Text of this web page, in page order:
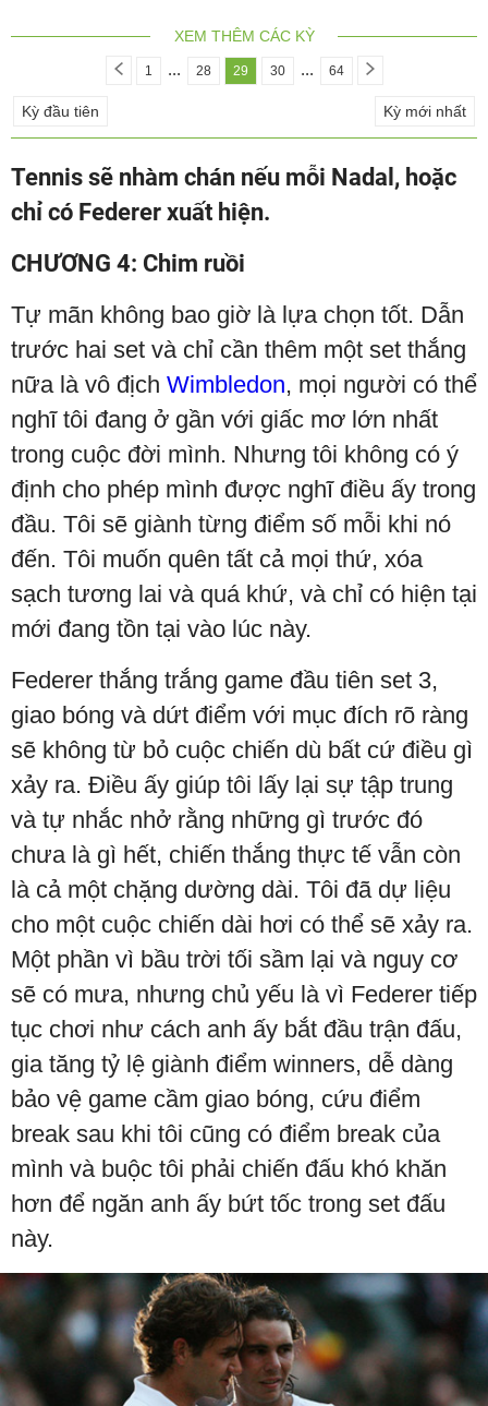
XEM THÊM CÁC KỲ
1 ... 28 29 30 ... 64
Kỳ đầu tiên Kỳ mới nhất
Tennis sẽ nhàm chán nếu mỗi Nadal, hoặc
chỉ có Federer xuất hiện.
CHƯƠNG 4: Chim ruồi
Tự mãn không bao giờ là lựa chọn tốt. Dẫn
trước hai set và chỉ cần thêm một set thắng
nữa là vô địch Wimbledon, mọi người có thể
nghĩ tôi đang ở gần với giấc mơ lớn nhất
trong cuộc đời mình. Nhưng tôi không có ý
định cho phép mình được nghĩ điều ấy trong
đầu. Tôi sẽ giành từng điểm số mỗi khi nó
đến. Tôi muốn quên tất cả mọi thứ, xóa
sạch tương lai và quá khứ, và chỉ có hiện tại
mới đang tồn tại vào lúc này.
Federer thắng trắng game đầu tiên set 3,
giao bóng và dứt điểm với mục đích rõ ràng
sẽ không từ bỏ cuộc chiến dù bất cứ điều gì
xảy ra. Điều ấy giúp tôi lấy lại sự tập trung
và tự nhắc nhở rằng những gì trước đó
chưa là gì hết, chiến thắng thực tế vẫn còn
là cả một chặng dường dài. Tôi đã dự liệu
cho một cuộc chiến dài hơi có thể sẽ xảy ra.
Một phần vì bầu trời tối sầm lại và nguy cơ
sẽ có mưa, nhưng chủ yếu là vì Federer tiếp
tục chơi như cách anh ấy bắt đầu trận đấu,
gia tăng tỷ lệ giành điểm winners, dễ dàng
bảo vệ game cầm giao bóng, cứu điểm
break sau khi tôi cũng có điểm break của
mình và buộc tôi phải chiến đấu khó khăn
hơn để ngăn anh ấy bứt tốc trong set đấu
này.